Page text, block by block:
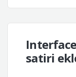
satiri